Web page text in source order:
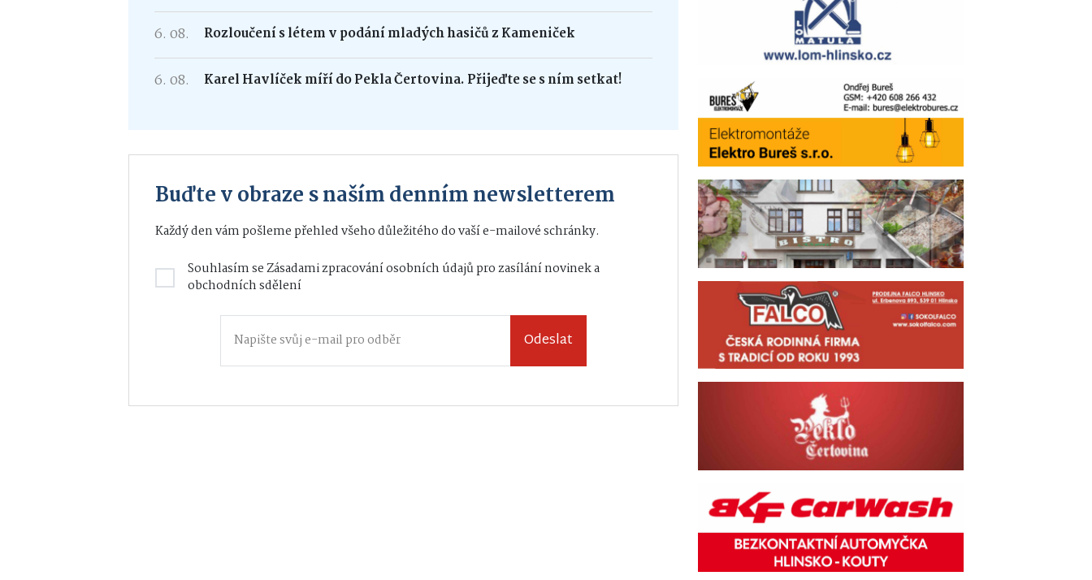
6. 08. Rozloučení s létem v podání mladých hasičů z Kameniček
6. 08. Karel Havlíček míří do Pekla Čertovina. Přijeďte se s ním setkat!
Buďte v obraze s naším denním newsletterem
Každý den vám pošleme přehled všeho důležitého do vaší e-mailové schránky.
Souhlasím seZásadami zpracování osobních údajůpro zasílání novinek a
obchodních sdělení
Odeslat